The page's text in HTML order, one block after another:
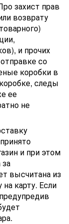
захист прав
возврату
и прочих
со
коробки в
следы
ее
не
и при этом
высчитана из
карту. Если